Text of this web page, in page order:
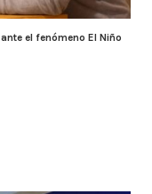
el fenómeno El Niño